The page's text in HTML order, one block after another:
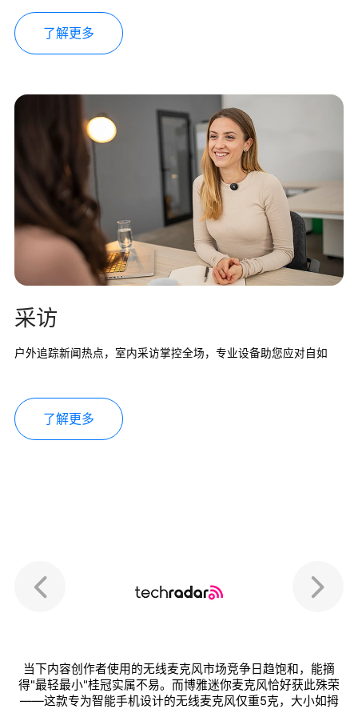
了解更多
采访
户外追踪新闻热点，室内采访掌控全场，专业设备助您应对自如
了解更多
当下内容创作者使用的无线麦克风市场竞争日趋饱和，能摘
得"最轻最小"桂冠实属不易。而博雅迷你麦克风恰好获此殊荣
——这款专为智能手机设计的无线麦克风仅重5克，大小如拇